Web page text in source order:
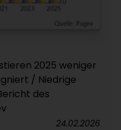
2025 weniger
/ Niedrige
des
24.02.2026